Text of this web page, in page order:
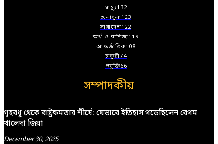
স্বাস্থ্য132
খেলাধুলা123
সারাদেশ122
অর্থ ও বানিজ্য119
আন্তর্জাতিক108
চাকুরী74
প্রযুক্তি66
সম্পাদকীয়
গৃহবধূ থেকে রাষ্ট্রক্ষমতার শীর্ষে: যেভাবে ইতিহাস গড়েছিলেন বেগম
খালেদা জিয়া
December 30, 2025